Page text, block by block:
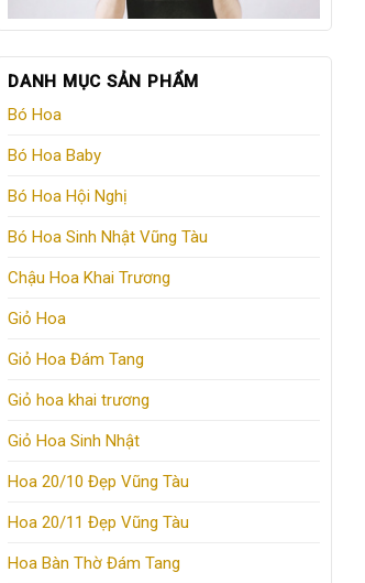
DANH MỤC SẢN PHẨM
Bó Hoa
Bó Hoa Baby
Bó Hoa Hội Nghị
Bó Hoa Sinh Nhật Vũng Tàu
Chậu Hoa Khai Trương
Giỏ Hoa
Giỏ Hoa Đám Tang
Giỏ hoa khai trương
Giỏ Hoa Sinh Nhật
Hoa 20/10 Đẹp Vũng Tàu
Hoa 20/11 Đẹp Vũng Tàu
Hoa Bàn Thờ Đám Tang